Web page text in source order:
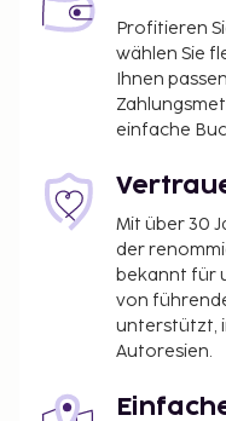
Profitieren
wählen Sie
Ihnen
einfache
Mit über 30
der
bekannt für
von
unterstützt,
Autoresien.